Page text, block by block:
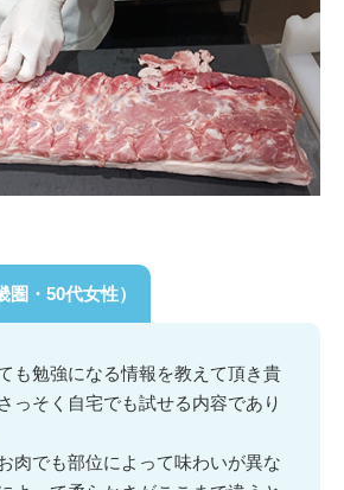
・50代女性）
も勉強になる情報を教えて頂き貴
っそく自宅でも試せる内容であり
肉でも部位によって味わいが異な